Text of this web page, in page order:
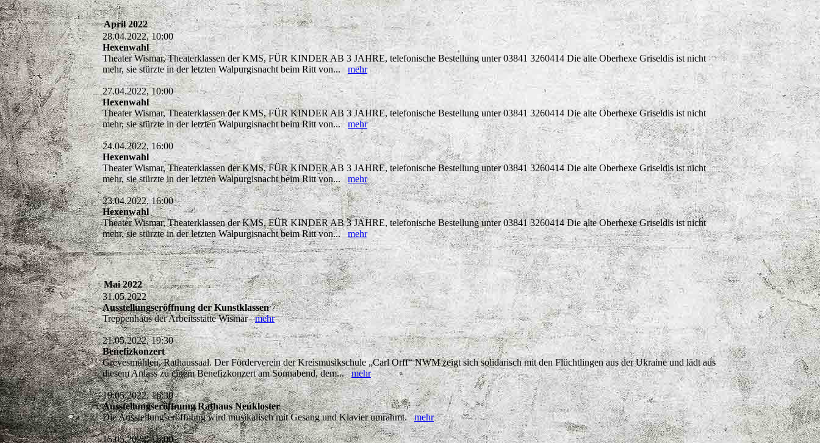
April 2022
28.04.2022, 10:00
Hexenwahl
Theater Wismar, Theaterklassen der KMS, FÜR KINDER AB 3 JAHRE, telefonische Bestellung unter 03841 3260414 Die alte Oberhexe Griseldis ist nicht
mehr, sie stürzte in der letzten Walpurgisnacht beim Ritt von... mehr
27.04.2022, 10:00
Hexenwahl
Theater Wismar, Theaterklassen der KMS, FÜR KINDER AB 3 JAHRE, telefonische Bestellung unter 03841 3260414 Die alte Oberhexe Griseldis ist nicht
mehr, sie stürzte in der letzten Walpurgisnacht beim Ritt von...mehr
24.04.2022, 16:00
Hexenwahl
Theater Wismar, Theaterklassen der KMS, FÜR KINDER AB 3 JAHRE, telefonische Bestellung unter 03841 3260414 Die alte Oberhexe Griseldis ist nicht
mehr, sie stürzte in der letzten Walpurgisnacht beim Ritt von...mehr
23.04.2022, 16:00
Hexenwahl
Theater Wismar, Theaterklassen der KMS, FÜR KINDER AB 3 JAHRE, telefonische Bestellung unter 03841 3260414 Die alte Oberhexe Griseldis ist nicht
mehr, sie stürzte in der letzten Walpurgisnacht beim Ritt von...mehr
Mai 2022
31.05.2022
Ausstellungseröffnung der Kunstklassen
Treppenhaus der Arbeitsstätte Wismarmehr
21.05.2022, 19:30
Benefizkonzert
Grevesmühlen, Rathaussaal. Der Förderverein der Kreismusikschule „Carl Orff“ NWM zeigt sich solidarisch mit den Flüchtlingen aus der Ukraine und lädt aus
diesem Anlass zu einem Benefizkonzert am Sonnabend, dem...mehr
19.05.2022, 16:30
Ausstellungseröffnung Rathaus Neukloster
Die Ausstellungseröffnung wird musikalisch mit Gesang und Klavier umrahmt.mehr
15.05.2022, 16:00